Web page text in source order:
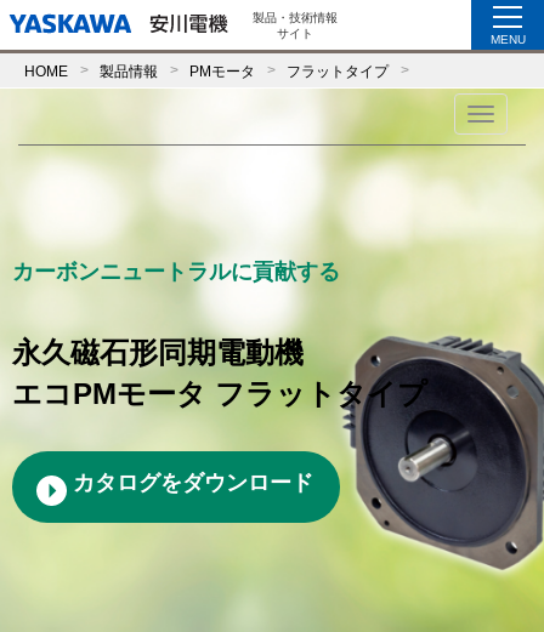
製品・技術情報
サイト
MENU
HOME 製品情報 PMモータ フラットタイプ
Toggle
カーボンニュートラルに貢献する
永久磁石形同期電動機
エコPMモータ フラットタイプ
カタログをダウンロード